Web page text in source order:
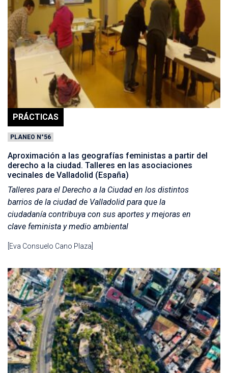
PRÁCTICAS
PLANEO N°56
Aproximación a las geografías feministas a partir del
derecho a la ciudad. Talleres en las asociaciones
vecinales de Valladolid (España)
Talleres para el Derecho a la Ciudad en los distintos
barrios de la ciudad de Valladolid para que la
ciudadanía contribuya con sus aportes y mejoras en
clave feminista y medio ambiental
[Eva Consuelo Cano Plaza]